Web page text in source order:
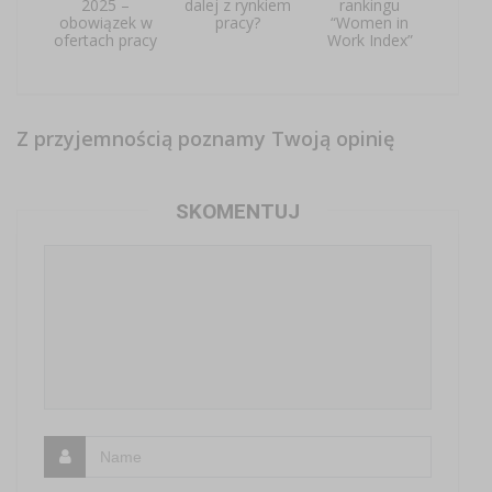
2025 –
obowiązek w
ofertach pracy
dalej z rynkiem
pracy?
rankingu
“Women in
Work Index”
Z przyjemnością poznamy Twoją opinię
SKOMENTUJ